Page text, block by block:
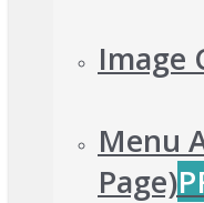
Image
Menu
Page)